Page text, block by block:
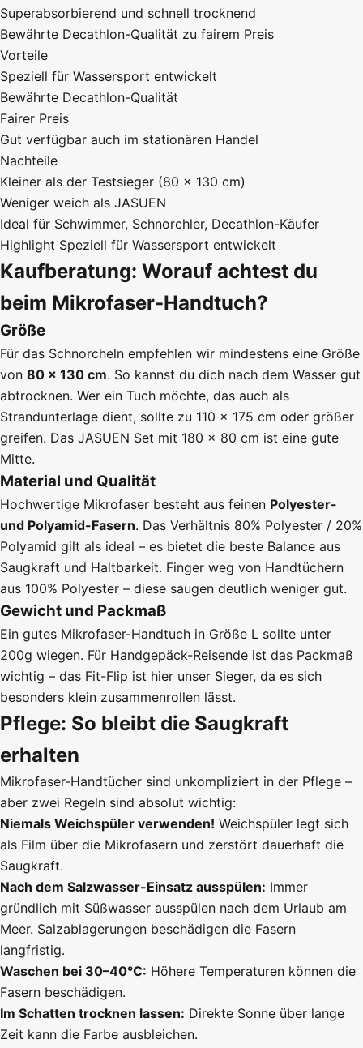
Superabsorbierend und schnell trocknend
Bewährte Decathlon-Qualität zu fairem Preis
Vorteile
Speziell für Wassersport entwickelt
Bewährte Decathlon-Qualität
Fairer Preis
Gut verfügbar auch im stationären Handel
Nachteile
Kleiner als der Testsieger (80 × 130 cm)
Weniger weich als JASUEN
Ideal für Schwimmer, Schnorchler, Decathlon-Käufer
Highlight Speziell für Wassersport entwickelt
Kaufberatung: Worauf achtest du
beim Mikrofaser-Handtuch?
Größe
Für das Schnorcheln empfehlen wir mindestens eine Größe
von 80 × 130 cm. So kannst du dich nach dem Wasser gut
abtrocknen. Wer ein Tuch möchte, das auch als
Strandunterlage dient, sollte zu 110 × 175 cm oder größer
greifen. Das JASUEN Set mit 180 × 80 cm ist eine gute
Mitte.
Material und Qualität
Hochwertige Mikrofaser besteht aus feinen Polyester-
und Polyamid-Fasern. Das Verhältnis 80% Polyester / 20%
Polyamid gilt als ideal – es bietet die beste Balance aus
Saugkraft und Haltbarkeit. Finger weg von Handtüchern
aus 100% Polyester – diese saugen deutlich weniger gut.
Gewicht und Packmaß
Ein gutes Mikrofaser-Handtuch in Größe L sollte unter
200g wiegen. Für Handgepäck-Reisende ist das Packmaß
wichtig – das Fit-Flip ist hier unser Sieger, da es sich
besonders klein zusammenrollen lässt.
Pflege: So bleibt die Saugkraft
erhalten
Mikrofaser-Handtücher sind unkompliziert in der Pflege –
aber zwei Regeln sind absolut wichtig:
Niemals Weichspüler verwenden! Weichspüler legt sich
als Film über die Mikrofasern und zerstört dauerhaft die
Saugkraft.
Nach dem Salzwasser-Einsatz ausspülen: Immer
gründlich mit Süßwasser ausspülen nach dem Urlaub am
Meer. Salzablagerungen beschädigen die Fasern
langfristig.
Waschen bei 30–40°C: Höhere Temperaturen können die
Fasern beschädigen.
Im Schatten trocknen lassen: Direkte Sonne über lange
Zeit kann die Farbe ausbleichen.